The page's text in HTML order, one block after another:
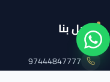
اتصل بنا
97444847777